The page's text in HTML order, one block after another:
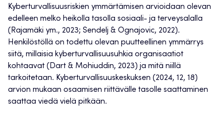
Kyberturvallisuusriskien ymmärtämisen arvioidaan olevan
edelleen melko heikolla tasolla sosiaali- ja terveysalalla
(Rajamäki ym., 2023; Sendelj & Ognajovic, 2022).
Henkilöstöllä on todettu olevan puutteellinen ymmärrys
siitä, millaisia kyberturvallisuusuhkia organisaatiot
kohtaavat (Dart & Mohiuddin, 2023) ja mitä niillä
tarkoitetaan. Kyberturvallisuuskeskuksen (2024, 12, 18)
arvion mukaan osaamisen riittävälle tasolle saattaminen
saattaa viedä vielä pitkään.